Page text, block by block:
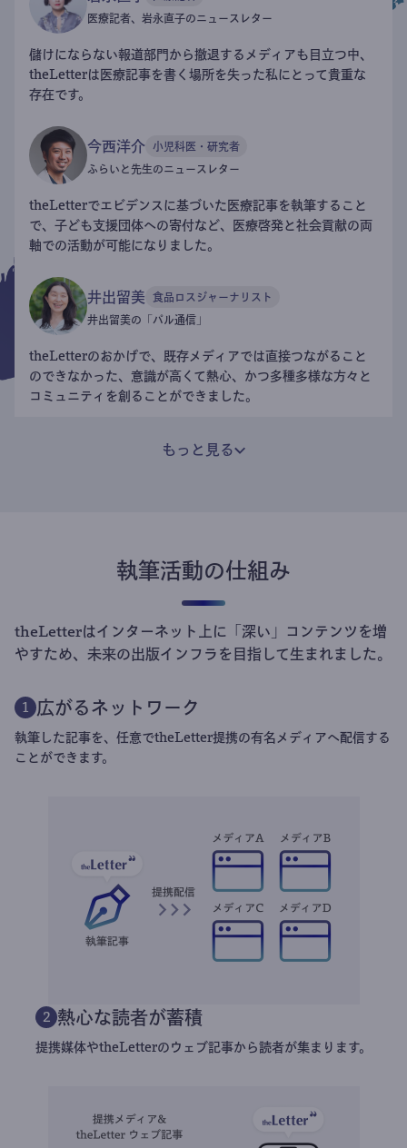
医療記者、岩永直子のニュースレター
儲けにならない報道部門から撤退するメディアも目立つ中、
theLetterは医療記事を書く場所を失った私にとって貴重な
存在です。
今西洋介 小児科医・研究者
ふらいと先生のニュースレター
theLetterでエビデンスに基づいた医療記事を執筆すること
で、子ども支援団体への寄付など、医療啓発と社会貢献の両
軸での活動が可能になりました。
井出留美 食品ロスジャーナリスト
井出留美の「パル通信」
theLetterのおかげで、既存メディアでは直接つながること
のできなかった、意識が高くて熱心、かつ多種多様な方々と
コミュニティを創ることができました。
もっと見る
執筆活動の仕組み
theLetterはインターネット上に「深い」コンテンツを増
やすため、未来の出版インフラを目指して生まれました。
1 広がるネットワーク
執筆した記事を、任意でtheLetter提携の有名メディアへ配信する
ことができます。
2 熱心な読者が蓄積
提携媒体やtheLetterのウェブ記事から読者が集まります。